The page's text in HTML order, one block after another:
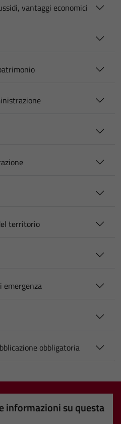
vantaggi economici
territorio
obbligatoria
informazioni su questa